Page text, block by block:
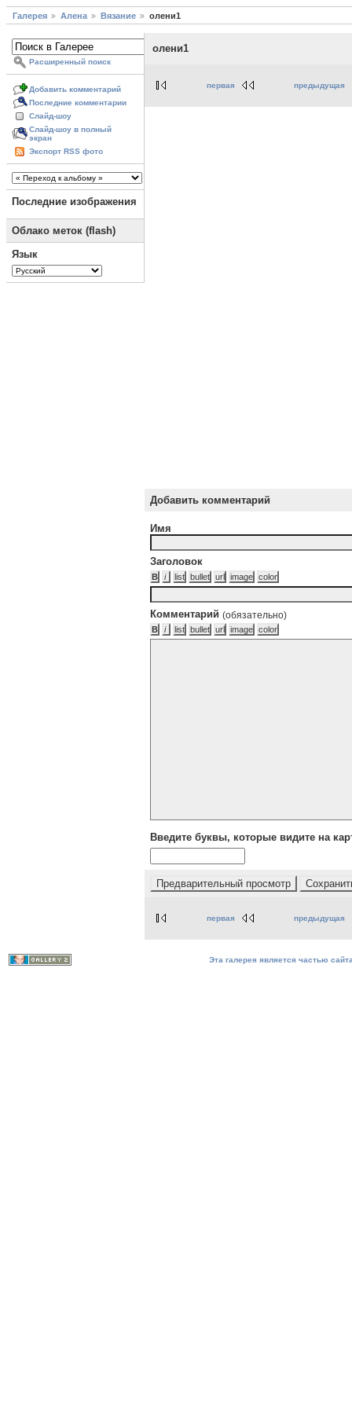
Галерея Алена Вязание олени1
Расширенный поиск
Добавить комментарий
Последние комментарии
Слайд-шоу
Слайд-шоу в полный
экран
Экспорт RSS фото
Последние изображения
Облако меток (flash)
Язык
олени1
первая предыдущая
Добавить комментарий
Имя
Заголовок
Комментарий (обязательно)
Введите буквы, которые видите на
первая предыдущая
Эта галерея является частью